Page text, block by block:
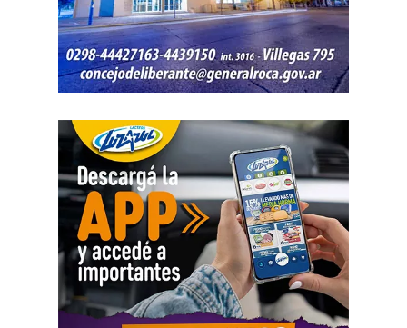
actuaciones permanezcan archivadas en formato digital,
conforme a la normativa vigente del Poder Judicial de Río
Negro.